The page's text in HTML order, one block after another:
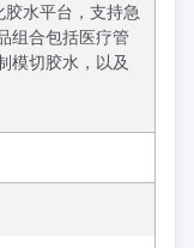
胶水平台，支持急
组合包括医疗管
模切胶水，以及